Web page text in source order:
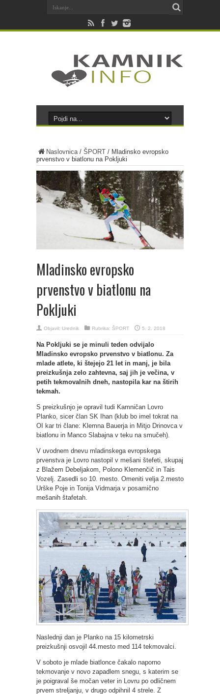
Naslovnica/ ŠPORT / Mladinsko evropsko
prvenstvo v biatlonu na Pokljuki
Mladinsko evropsko
prvenstvo v biatlonu na
Pokljuki
Objavil: Urednik Rubrika: ŠPORT 5. 2. 2018
Na Pokljuki se je minuli teden odvijalo
Mladinsko evropsko prvenstvo v biatlonu. Za
mlade atlete, ki štejejo 21 let in manj, je bila
preizkušnja zelo zahtevna, saj jih je večina, v
petih tekmovalnih dneh, nastopila kar na štirih
tekmah.
S preizkušnjo je opravil tudi Kamničan Lovro
Planko, sicer član SK Ihan (klub bo imel tokrat na
OI kar tri člane: Klemna Bauerja in Mitjo Drinovca v
biatlonu in Manco Slabajna v teku na smučeh).
V uvodnem dnevu mladinskega evropskega
prvenstva je Lovro nastopil v mešani štefeti, skupaj
z Blažem Debeljakom, Polono Klemenčič in Tais
Vozelj. Zasedli so 10. mesto. Omeniti velja 2.mesto
Urške Poje in Tonija Vidmarja v posamično
mešanih štafetah.
Naslednji dan je Planko na 15 kilometrski
preizkušnji osvojil 44.mesto med 114 tekmovalci.
V soboto je mlade biatlonce čakalo naporno
tekmovanje v novo zapadlem snegu, s katerim se
je poigraval še močan veter in Lovru po odličnem
prvem streljanju, v drugo odpihnil 4 strele. Z